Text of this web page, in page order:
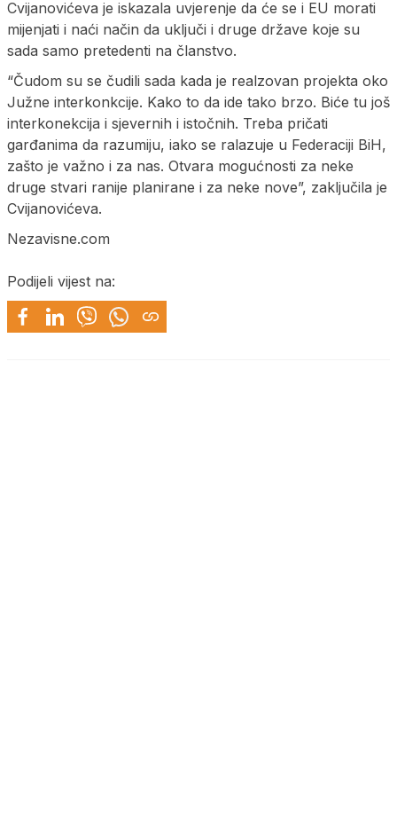
Cvijanovićeva je iskazala uvjerenje da će se i EU morati
mijenjati i naći način da uključi i druge države koje su
sada samo pretedenti na članstvo.
“Čudom su se čudili sada kada je realzovan projekta oko
Južne interkonkcije. Kako to da ide tako brzo. Biće tu još
interkonekcija i sjevernih i istočnih. Treba pričati
garđanima da razumiju, iako se ralazuje u Federaciji BiH,
zašto je važno i za nas. Otvara mogućnosti za neke
druge stvari ranije planirane i za neke nove”, zaključila je
Cvijanovićeva.
Nezavisne.com
Podijeli vijest na: